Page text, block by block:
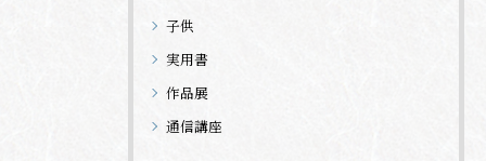
子供
実用書
作品展
通信講座